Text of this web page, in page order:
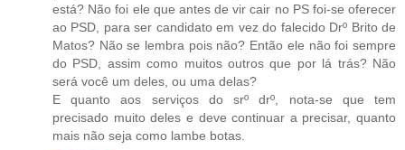
está? Não foi ele que antes de vir cair no PS foi-se oferecer
ao PSD, para ser candidato em vez do falecido Drº Brito de
Matos? Não se lembra pois não? Então ele não foi sempre
do PSD, assim como muitos outros que por lá trás? Não
será você um deles, ou uma delas?
E quanto aos serviços do srº drº, nota-se que tem
precisado muito deles e deve continuar a precisar, quanto
mais não seja como lambe botas.